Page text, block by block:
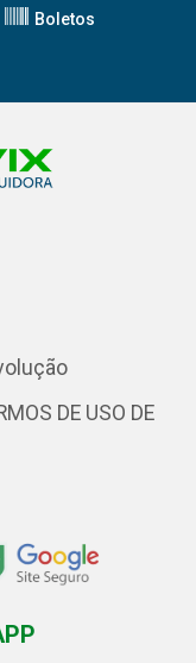
Boletos
DE USO DE